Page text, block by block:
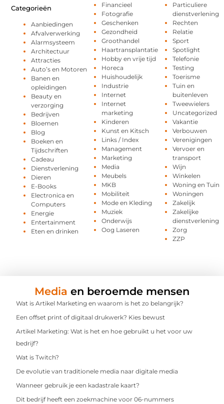
Categorieën
Aanbiedingen
Afvalverwerking
Alarmsysteem
Architectuur
Attracties
Auto’s en Motoren
Banen en
opleidingen
Beauty en
verzorging
Bedrijven
Bloemen
Blog
Boeken en
Tijdschriften
Cadeau
Dienstverlening
Dieren
E-Books
Electronica en
Computers
Energie
Entertainment
Eten en drinken
Financieel
Fotografie
Geschenken
Gezondheid
Groothandel
Haartransplantatie
Hobby en vrije tijd
Horeca
Huishoudelijk
Industrie
Internet
Internet
marketing
Kinderen
Kunst en Kitsch
Links / Index
Management
Marketing
Media
Meubels
MKB
Mobiliteit
Mode en Kleding
Muziek
Onderwijs
Oog Laseren
Particuliere
dienstverlening
Rechten
Relatie
Sport
Spotlight
Telefonie
Testing
Toerisme
Tuin en
buitenleven
Tweewielers
Uncategorized
Vakantie
Verbouwen
Verenigingen
Vervoer en
transport
Wijn
Winkelen
Woning en Tuin
Woningen
Zakelijk
Zakelijke
dienstverlening
Zorg
ZZP
Media en beroemde mensen
Wat is Artikel Marketing en waarom is het zo belangrijk?
Een offset print of digitaal drukwerk? Kies bewust
Artikel Marketing: Wat is het en hoe gebruikt u het voor uw
bedrijf?
Wat is Twitch?
De evolutie van traditionele media naar digitale media
Wanneer gebruik je een kadastrale kaart?
Dit bedrijf heeft een zoekmachine voor 06-nummers